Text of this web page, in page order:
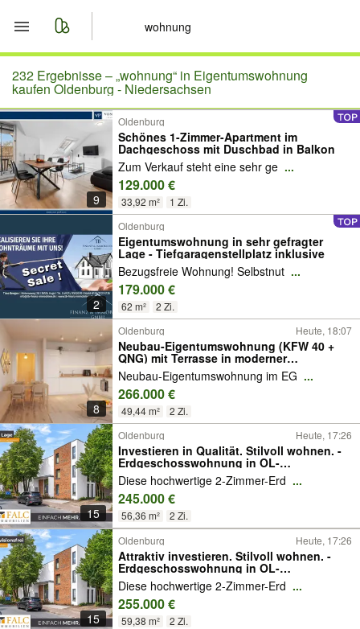
Start
Merkliste
Nachrichten
Anzeige aufgeben
232 Ergebnisse –„wohnung“ in Eigentumswohnung
kaufen Oldenburg - Niedersachsen
9
Oldenburg
Schönes 1-Zimmer-Apartment im
Dachgeschoss mit Duschbad in Balkon
Zum Verkauf steht eine sehr ge ...
129.000 €
33,92 m² 1 Zi.
2
Oldenburg
Eigentumswohnung in sehr gefragter
Lage - Tiefgaragenstellplatz inklusive
Bezugsfreie Wohnung! Selbstnut ...
179.000 €
62 m² 2 Zi.
8
Oldenburg Heute, 18:07
Neubau-Eigentumswohnung (KFW 40 +
QNG) mit Terrasse in moderner
Wohnresidenz in Nadorst
Neubau-Eigentumswohnung im EG ...
266.000 €
49,44 m² 2 Zi.
15
Oldenburg Heute, 17:26
Investieren in Qualität. Stilvoll wohnen. -
Erdgeschosswohnung in OL-
Donnerschwee
Diese hochwertige 2-Zimmer-Erd ...
245.000 €
56,36 m² 2 Zi.
15
Oldenburg Heute, 17:26
Attraktiv investieren. Stilvoll wohnen. -
Erdgeschosswohnung in OL-
Donnerschwee
Diese hochwertige 2-Zimmer-Erd ...
255.000 €
59,38 m² 2 Zi.